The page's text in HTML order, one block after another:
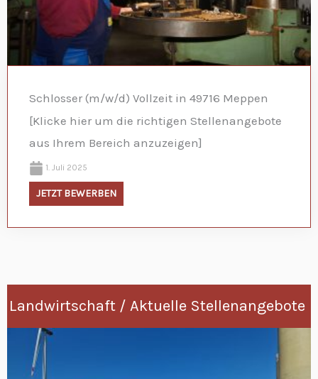
Schlosser (m/w/d) Vollzeit in 49716 Meppen
[Klicke hier um die richtigen Stellenangebote
aus Ihrem Bereich anzuzeigen]
1. Juli 2025
JETZT BEWERBEN
Landwirtschaft / Aktuelle Stellenangebote